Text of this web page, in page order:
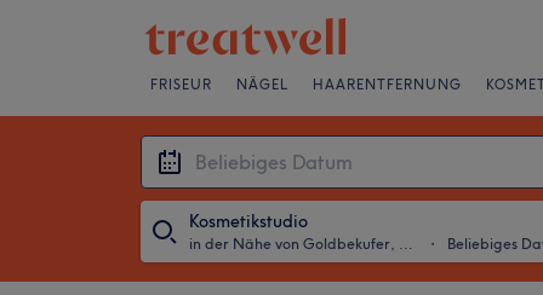
FRISEUR NÄGEL HAARENTFERNUNG
Kosmetikstudio
in der Nähe von Goldbekufer, Hamburg ・ Beliebiges